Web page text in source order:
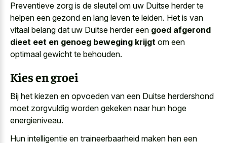
Preventieve zorg is de sleutel om uw Duitse herder te
helpen een gezond en lang leven te leiden. Het is van
vitaal belang dat uw Duitse herder een goed afgerond
dieet eet en genoeg beweging krijgt om een
optimaal gewicht te behouden.
Kies en groei
Bij het kiezen en opvoeden van een Duitse herdershond
moet zorgvuldig worden gekeken naar hun hoge
energieniveau.
Hun intelligentie en traineerbaarheid maken hen een